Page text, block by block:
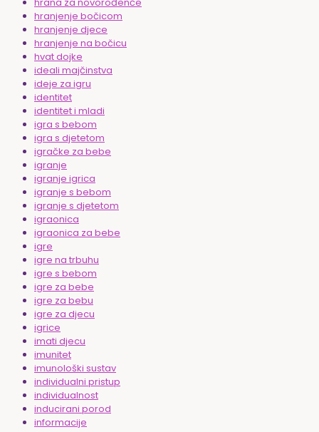
hranjenje bočicom
hranjenje djece
hranjenje na bočicu
hvat dojke
ideali majčinstva
ideje za igru
identitet
identitet i mladi
igra s bebom
igra s djetetom
igračke za bebe
igranje
igranje igrica
igranje s bebom
igranje s djetetom
igraonica
igraonica za bebe
igre
igre na trbuhu
igre s bebom
igre za bebe
igre za bebu
igre za djecu
igrice
imati djecu
imunitet
imunološki sustav
individualni pristup
individualnost
inducirani porod
informacije